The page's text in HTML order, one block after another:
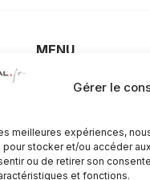
Gérer le
meilleures expériences,
stocker et/ou accéder
ou de retirer son
et fonctions.
MENU
Accueil
À propos
Contact